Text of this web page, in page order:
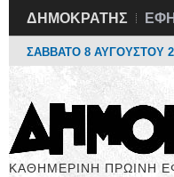
ΔΗΜΟΚΡΑΤΗΣ
ΣΑΒΒΑΤΟ 8 ΑΥΓΟΥΣΤΟΥ
ΚΑΘΗΜΕΡΙΝΗ ΠΡΩΙΝΗ